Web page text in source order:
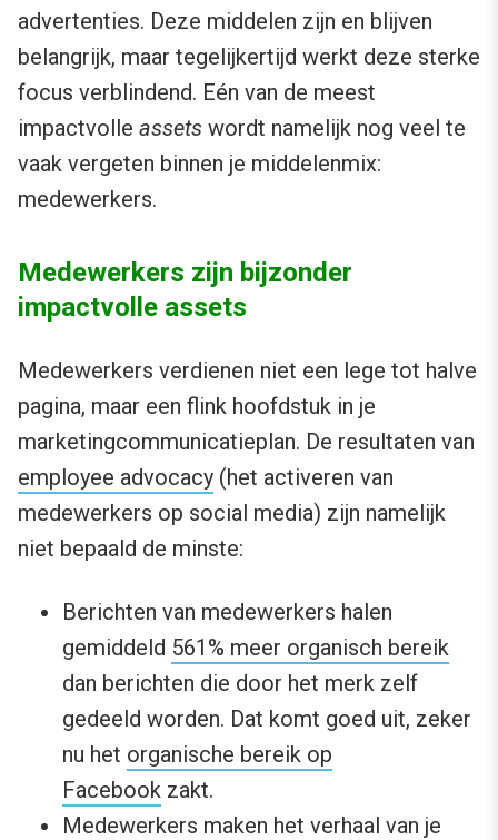
advertenties. Deze middelen zijn en blijven
belangrijk, maar tegelijkertijd werkt deze sterke
focus verblindend. Eén van de meest
impactvolle assets wordt namelijk nog veel te
vaak vergeten binnen je middelenmix:
medewerkers.
Medewerkers zijn bijzonder
impactvolle assets
Medewerkers verdienen niet een lege tot halve
pagina, maar een flink hoofdstuk in je
marketingcommunicatieplan. De resultaten van
employee advocacy (het activeren van
medewerkers op social media) zijn namelijk
niet bepaald de minste:
Berichten van medewerkers halen
gemiddeld 561% meer organisch bereik
dan berichten die door het merk zelf
gedeeld worden. Dat komt goed uit, zeker
nu het organische bereik op
Facebook zakt.
Medewerkers maken het verhaal van je